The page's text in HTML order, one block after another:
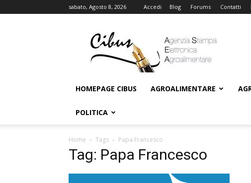
sabato, Agosto 8, 2026 Accedi Blog Forums Contatti
Online
HOMEPAGE CIBUS AGROALIMENTARE
POLITICA
Home Tags Papa Francesco
Tag: Papa Francesco